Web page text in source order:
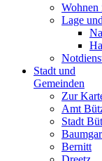
Lage
Stadt und
Gemeinden
Zur
Amt
Stadt
Bernitt